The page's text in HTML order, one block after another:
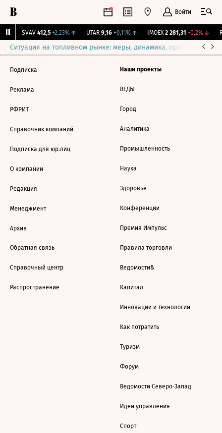
Войти
SVAV 412,5 +2,23%↑ UTAR 9,16 +0,11%↑ IMOEX 2 281,31 -0,2%↓
Ситуация на топливном рынке: меры, динамика, прогнозы
Подписка
Реклама
РФРИТ
Справочник компаний
Подписка для юр.лиц
О компании
Редакция
Менеджмент
Архив
Обратная связь
Справочный центр
Распространение
Наши проекты
ВЕДЫ
Город
Аналитика
Промышленность
Наука
Здоровье
Конференции
Премия Импульс
Правила торговли
Ведомости&
Капитал
Инновации и технологии
Как потратить
Туризм
Форум
Ведомости Северо-Запад
Идеи управления
Спорт